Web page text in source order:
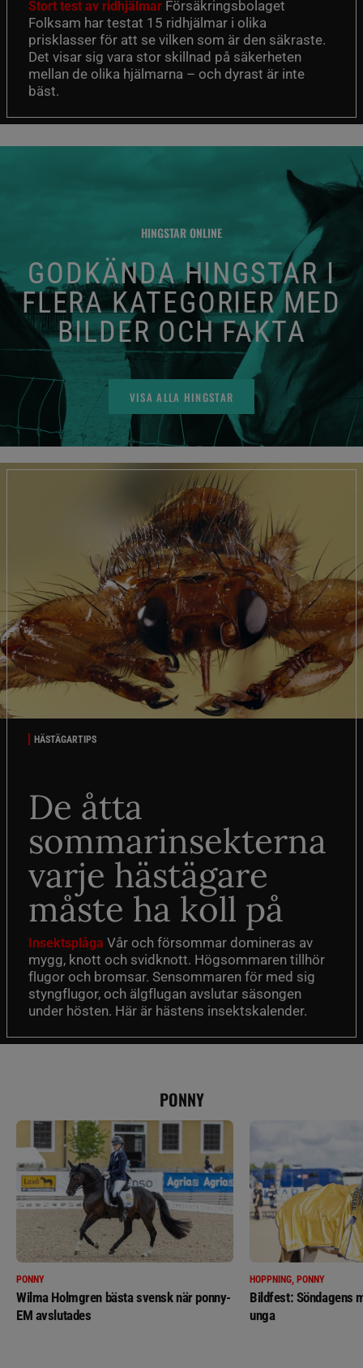
Stort test av ridhjälmar Försäkringsbolaget
Folksam har testat 15 ridhjälmar i olika
prisklasser för att se vilken som är den säkraste.
Det visar sig vara stor skillnad på säkerheten
mellan de olika hjälmarna – och dyrast är inte
bäst.
HINGSTAR ONLINE
GODKÄNDA HINGSTAR I
FLERA KATEGORIER MED
BILDER OCH FAKTA
VISA ALLA HINGSTAR
HÄSTÄGARTIPS
De åtta
sommarinsekterna
varje hästägare
måste ha koll på
Insektsplåga Vår och försommar domineras av
mygg, knott och svidknott. Högsommaren tillhör
flugor och bromsar. Sensommaren för med sig
styngflugor, och älgflugan avslutar säsongen
under hösten. Här är hästens insektskalender.
PONNY
PONNY
Wilma Holmgren bästa svensk när ponny-
EM avslutades
HOPPNING, PONNY
Bildfest: Söndagens
unga